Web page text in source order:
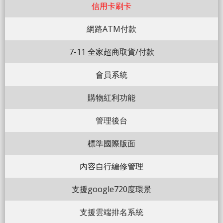
信用卡刷卡
網路ATM付款
7-11 全家超商取貨/付款
會員系統
購物紅利功能
管理後台
標準國際版面
內容自行編修管理
支援google720度環景
支援雲端排名系統